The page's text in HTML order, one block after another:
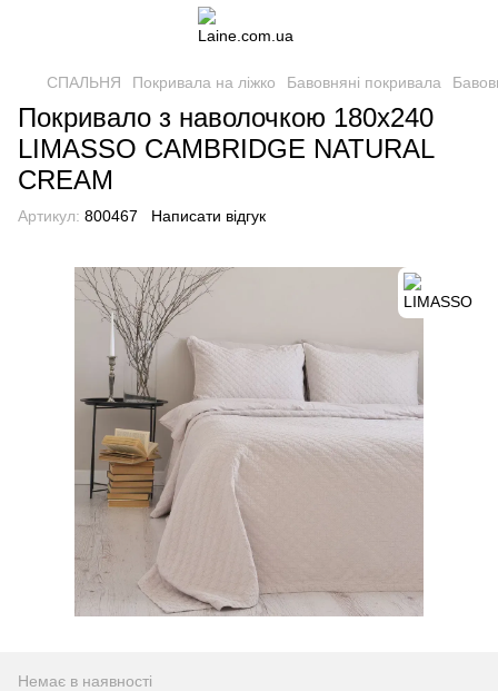
СПАЛЬНЯ Покривала на ліжко Бавовняні покривала
Покривало з наволочкою 180х240
LIMASSO CAMBRIDGE NATURAL
CREAM
Артикул: 800467 Написати відгук
Немає в наявності